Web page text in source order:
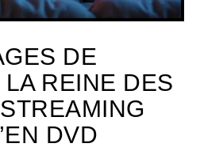
DE
REINE DES
DVD